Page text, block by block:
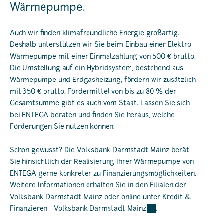
Wärmepumpe.
Auch wir finden klimafreundliche Energie großartig.
Deshalb unterstützen wir Sie beim Einbau einer Elektro-
Wärmepumpe mit einer Einmalzahlung von 500 € brutto.
Die Umstellung auf ein Hybridsystem, bestehend aus
Wärmepumpe und Erdgasheizung, fördern wir zusätzlich
mit 350 € brutto. Fördermittel von bis zu 80 % der
Gesamtsumme gibt es auch vom Staat. Lassen Sie sich
bei ENTEGA beraten und finden Sie heraus, welche
Förderungen Sie nutzen können.
Schon gewusst? Die Volksbank Darmstadt Mainz berät
Sie hinsichtlich der Realisierung Ihrer Wärmepumpe von
ENTEGA gerne konkreter zu Finanzierungsmöglichkeiten.
Weitere Informationen erhalten Sie in den Filialen der
Volksbank Darmstadt Mainz oder online unter Kredit &
Finanzieren - Volksbank Darmstadt Mainz
.